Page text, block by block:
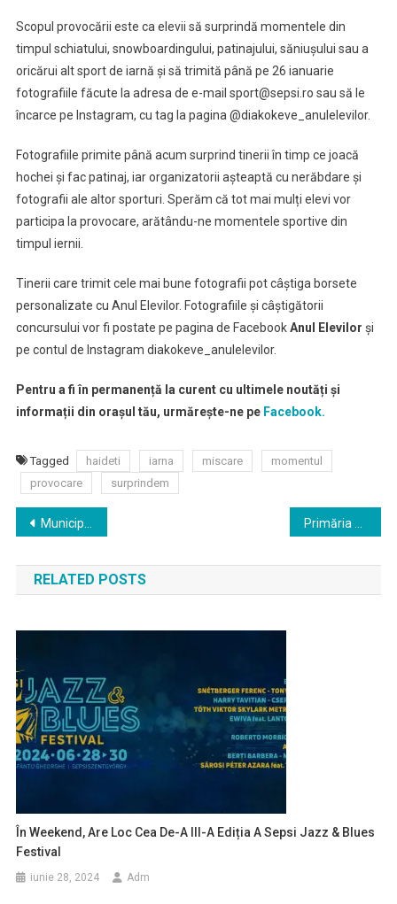
Surprindem
Momentul
Scopul provocării este ca elevii să surprindă momentele din
timpul schiatului, snowboardingului, patinajului, săniușului sau a
oricărui alt sport de iarnă și să trimită până pe 26 ianuarie
fotografiile făcute la adresa de e-mail sport@sepsi.ro sau să le
încarce pe Instagram, cu tag la pagina @diakokeve_anulelevilor.
Fotografiile primite până acum surprind tinerii în timp ce joacă
hochei și fac patinaj, iar organizatorii așteaptă cu nerăbdare şi
fotografii ale altor sporturi. Sperăm că tot mai mulți elevi vor
participa la provocare, arătându-ne momentele sportive din
timpul iernii.
Tinerii care trimit cele mai bune fotografii pot câștiga borsete
personalizate cu Anul Elevilor. Fotografiile și câștigătorii
concursului vor fi postate pe pagina de FacebookAnul Elevilor și
pe contul de Instagram diakokeve_anulelevilor.
Pentru a fi în permanență la curent cu ultimele noutăți și
informații din orașul tău, urmărește-ne peFacebook.
Tagged haideti iarna miscare
momentul
provocare
surprindem
Navigare
în
articole
Municipiul Sfântu Gheorghe va avea în acest an cel mai mare buget din ultimii 30 de ani.
RELATED POSTS
În Weekend, Are Loc Cea De-A III-A Ediția A Sepsi Jazz & Blues
Festival
iunie 28, 2024 Adm